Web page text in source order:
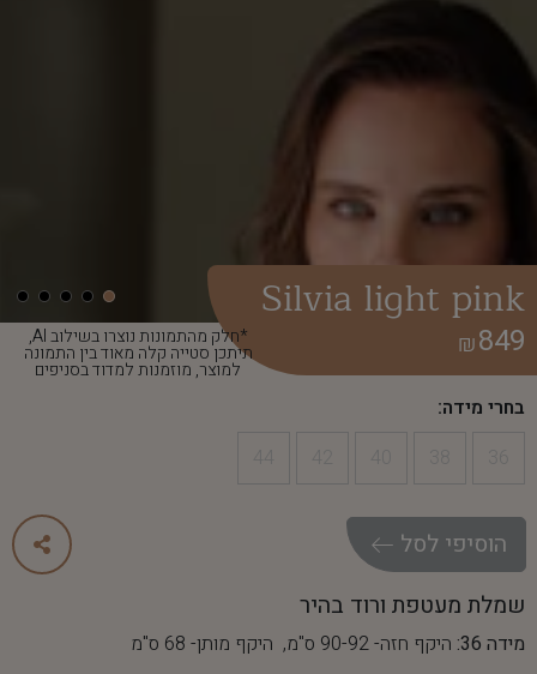
*חלק מהתמונות נוצרו בשילוב AI,
תיתכן סטייה קלה מאוד בין התמונה
למוצר, מוזמנות למדוד בסניפים
Silvia light pink
849
₪
בחרי מידה:
הוסיפי לסל
שמלת מעטפת ורוד בהיר
מידה 36:
היקף חזה- 90-92 ס"מ, היקף מותן- 68 ס"מ